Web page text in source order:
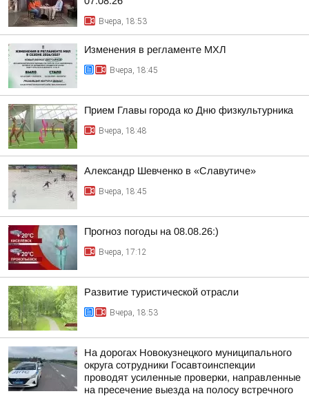
Вчера, 18:53
Изменения в регламенте МХЛ
Вчера, 18:45
Прием Главы города ко Дню физкультурника
Вчера, 18:48
Александр Шевченко в «Славутиче»
Вчера, 18:45
Прогноз погоды на 08.08.26:)
Вчера, 17:12
Развитие туристической отрасли
Вчера, 18:53
На дорогах Новокузнецкого муниципального
округа сотрудники Госавтоинспекции
проводят усиленные проверки, направленные
на пресечение выезда на полосу встречного